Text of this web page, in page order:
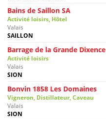
Bains de Saillon SA
Activité loisirs, Hôtel
Valais
SAILLON
Barrage de la Grande Dixence
Activité loisirs
Valais
SION
Bonvin 1858 Les Domaines
Vigneron, Distillateur, Caveau
Valais
SION